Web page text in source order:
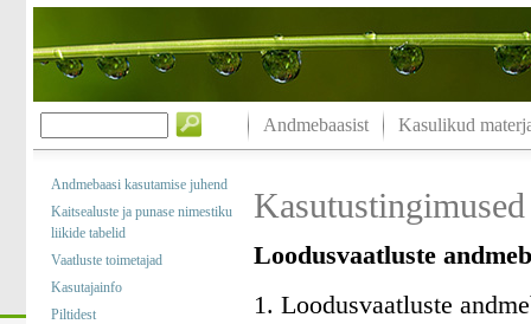
Andmebaasist Kasulikud
Andmebaasi kasutamise juhend
Kaitsealuste ja punase nimestiku
liikide tabelid
Vaatluste toimetajad
Kasutajainfo
Piltidest
Kasutustingimused
Loodusvaatluste
1. Loodusvaatluste